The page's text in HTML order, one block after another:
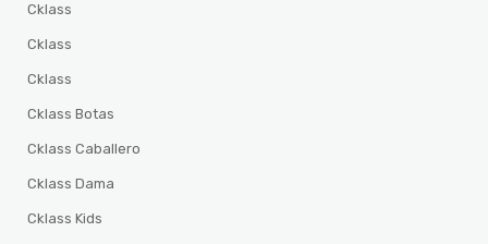
Cklass
Cklass
Cklass
Cklass Botas
Cklass Caballero
Cklass Dama
Cklass Kids